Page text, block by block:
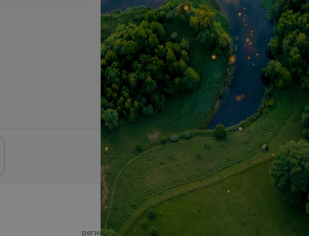
© 2026 ООО «Артокс Лаб», УНП 191700409,
регистрирующий орган - Минский горисполком